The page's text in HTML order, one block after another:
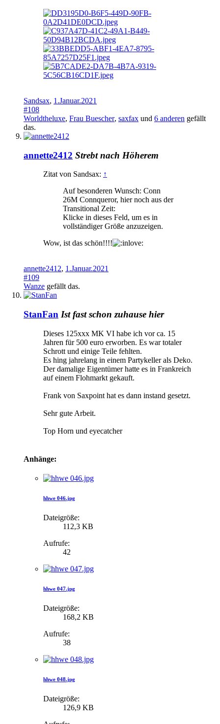
Sandsax, 1.Januar.2021
#108
Worldtheluxe, Frau Buescher, saxfax und 6 anderen gefällt
das.
annette2412 Strebt nach Höherem
Zitat von Sandsax: ↑
Auf besonderen Wunsch: Conn
26M Connqueror, hier noch aus der
Transitional Zeit:
Klicke in dieses Feld, um es in
vollständiger Größe anzuzeigen.
Wow, ist das schön!!!!
annette2412, 1.Januar.2021
#109
Wanze gefällt das.
StanFan Ist fast schon zuhause hier
Dieses 125xxx MK VI habe ich vor ca. 15
Jahren für 500 euro erworben. Es war totaler
Schrott und einige Teile fehlten.
Es hing jahrelang in einem Partykeller als Deko.
Der damalige Eigentümer hatte es in Frankreich
auf einem Flohmarkt gekauft.
Frank von Saxpoint hat es dann instand gesetzt.
Sehr gute Arbeit.
Top Horn und eyecatcher
Anhänge:
hhwe 046.jpg
Dateigröße:
112,3 KB
Aufrufe:
42
hhwe 047.jpg
Dateigröße:
168,2 KB
Aufrufe:
38
hhwe 048.jpg
Dateigröße:
126,9 KB